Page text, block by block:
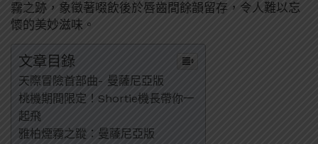
霧之跡，象徵著啜飲後於唇齒間餘韻留存，令人難以忘
懷的美妙滋味。
文章目錄
天際冒險首部曲- 曼薩尼亞版
桃機期間限定！Shortie機長帶你一
起飛
雅柏煙霧之蹤：曼薩尼亞版